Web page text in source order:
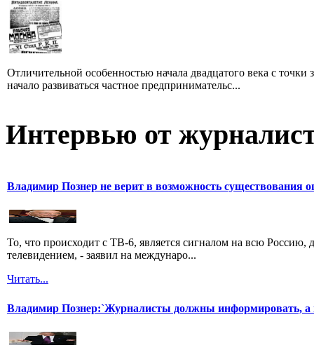
Отличительной особенностью начала двадцатого века с
начало развиваться частное предпринимательс...
Интервью от
Владимир Познер не верит в возможность существования
То, что происходит с ТВ-6, является сигналом на всю
телевидением, - заявил на междунаро...
Читать...
Владимир Познер:`Журналисты должны информировать, а